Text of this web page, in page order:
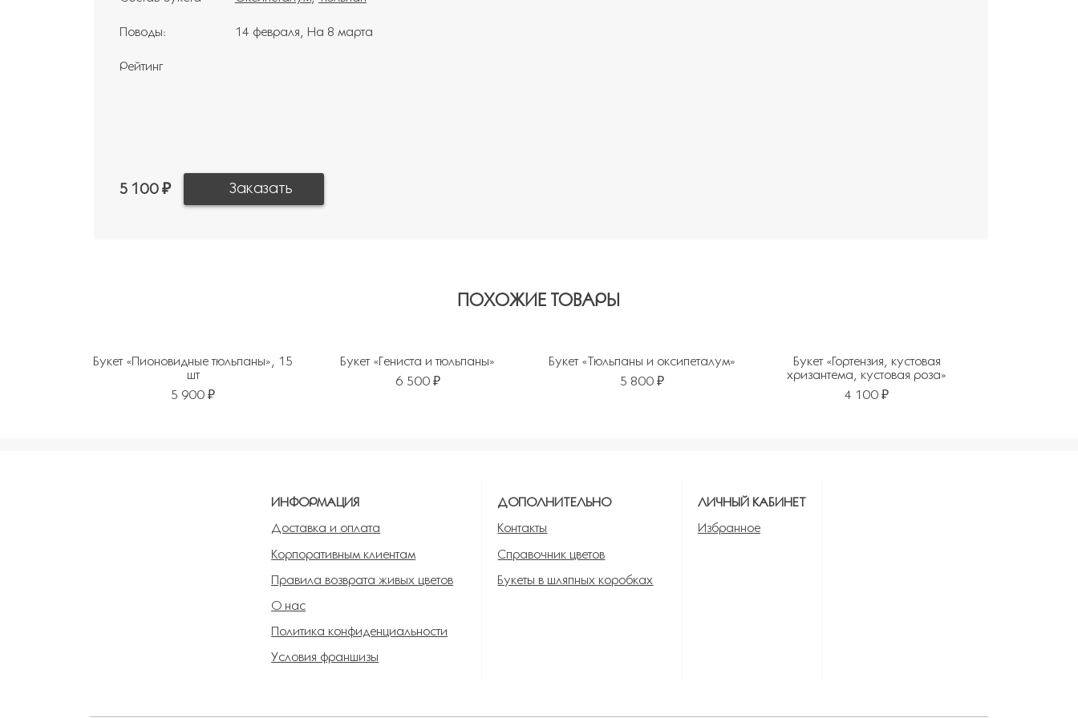
Поводы: 14 февраля На 8 марта
Рейтинг
5 100 ₽
ПОХОЖИЕ ТОВАРЫ
Букет «Пионовидные тюльпаны», 15
шт
5 900 ₽
Букет «Гениста и тюльпаны»
6 500 ₽
Букет «Тюльпаны и оксипеталум»
5 800 ₽
Букет «Гортензия, кустовая
хризантема, кустовая роза»
4 100 ₽
ИНФОРМАЦИЯ
Доставка и оплата
Корпоративным клиентам
Правила возврата живых цветов
О нас
Политика конфиденциальности
Условия франшизы
ДОПОЛНИТЕЛЬНО
Контакты
Справочник цветов
Букеты в шляпных коробках
ЛИЧНЫЙ КАБИНЕТ
Избранное